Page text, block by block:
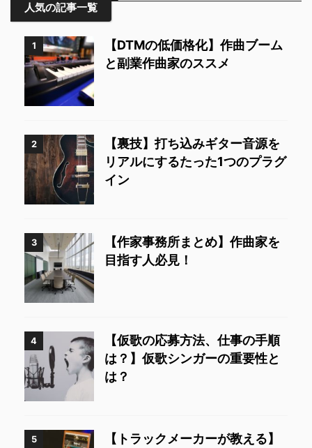
人気の記事一覧
1
【DTMの低価格化】作曲ブーム
と副業作曲家のススメ
2
【裏技】打ち込みギター音源を
リアルにするたった1つのプラグ
イン
3
【作家事務所まとめ】作曲家を
目指す人必見！
4
【仮歌の応募方法、仕事の手順
は？】仮歌シンガーの重要性と
は？
5
【トラックメーカーが教える】